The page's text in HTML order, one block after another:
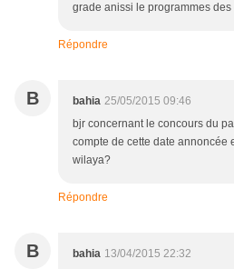
grade anissi le programmes des
Répondre
B bahia 25/05/2015 09:46
bjr concernant le concours du
compte de cette date annoncée
wilaya?
Répondre
B bahia 13/04/2015 22:32